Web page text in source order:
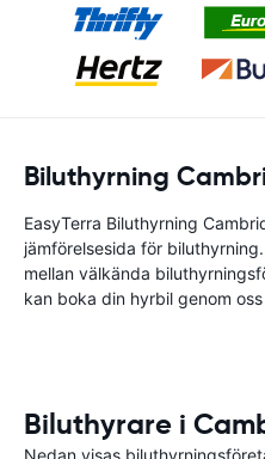
Biluthyrning
EasyTerra Biluthyrning
jämförelsesida för
mellan välkända
kan boka din hyrbil genom
Biluthyrare i
Nedan visas